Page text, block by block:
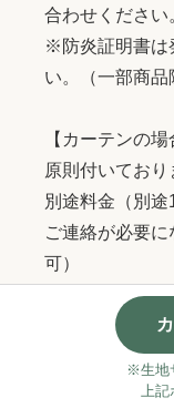
※生地
上記
合わせください
※防炎証明書は
い。（一部商品
【カーテンの場
原則付いており
別途料金（別
ご連絡が必要
可）
ご希望の場合